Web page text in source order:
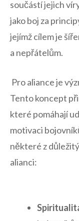
součástí jejich
jako boj ‌za
jejímž cílem je
a nepřátelům.
Pro aliance je
Tento koncept
které pomáhají
‍motivaci
některé z
alianci: